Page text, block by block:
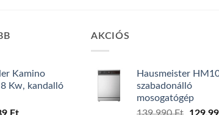
Kamino
Kw, kandalló
AKCIÓS
Hausmeister
szabadonálló
mosogatógép